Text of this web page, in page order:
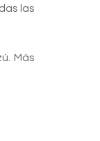
las
Más